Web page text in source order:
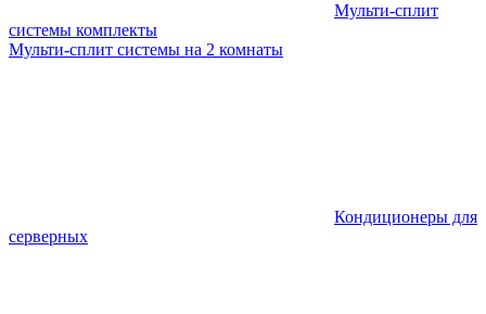
Мульти-сплит
системы комплекты
Мульти-сплит системы на 2 комнаты
Кондиционеры для
серверных